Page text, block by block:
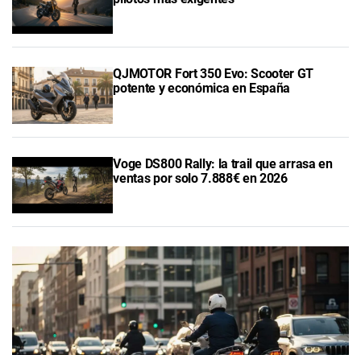
QJMOTOR Fort 350 Evo: Scooter GT
potente y económica en España
Voge DS800 Rally: la trail que arrasa en
ventas por solo 7.888€ en 2026